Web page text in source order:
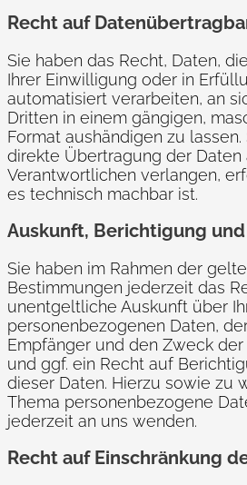
Recht auf
Sie haben das Recht, Daten,
Ihrer Einwilligung oder in
automatisiert verarbeiten, an
Dritten in einem gängigen,
Format aushändigen zu
direkte Übertragung der Daten
Verantwortlichen verlangen,
es technisch machbar ist.
Auskunft, Berichtigung
Sie haben im Rahmen der
Bestimmungen jederzeit das
unentgeltliche Auskunft über
personenbezogenen Daten,
Empfänger und den Zweck
und ggf. ein Recht auf
dieser Daten. Hierzu sowie zu
Thema personenbezogene
jederzeit an uns wenden.
Recht auf Einschränkung